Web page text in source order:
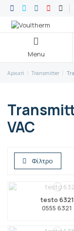
Menu
Αρχική Transmitter
VAC
Φίλτρο
testo 6321
0555 6321